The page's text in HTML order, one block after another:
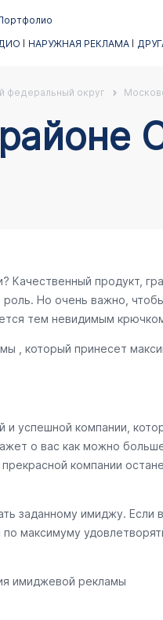
НАРУЖНАЯ РЕКЛАМА
федеральный округ
Качественный продукт,
Но очень важно,
тем невидимым
, который принесет
и успешной компании,
о вас как можно
компании
заданному имиджу. Если
максимуму
имиджевой рекламы